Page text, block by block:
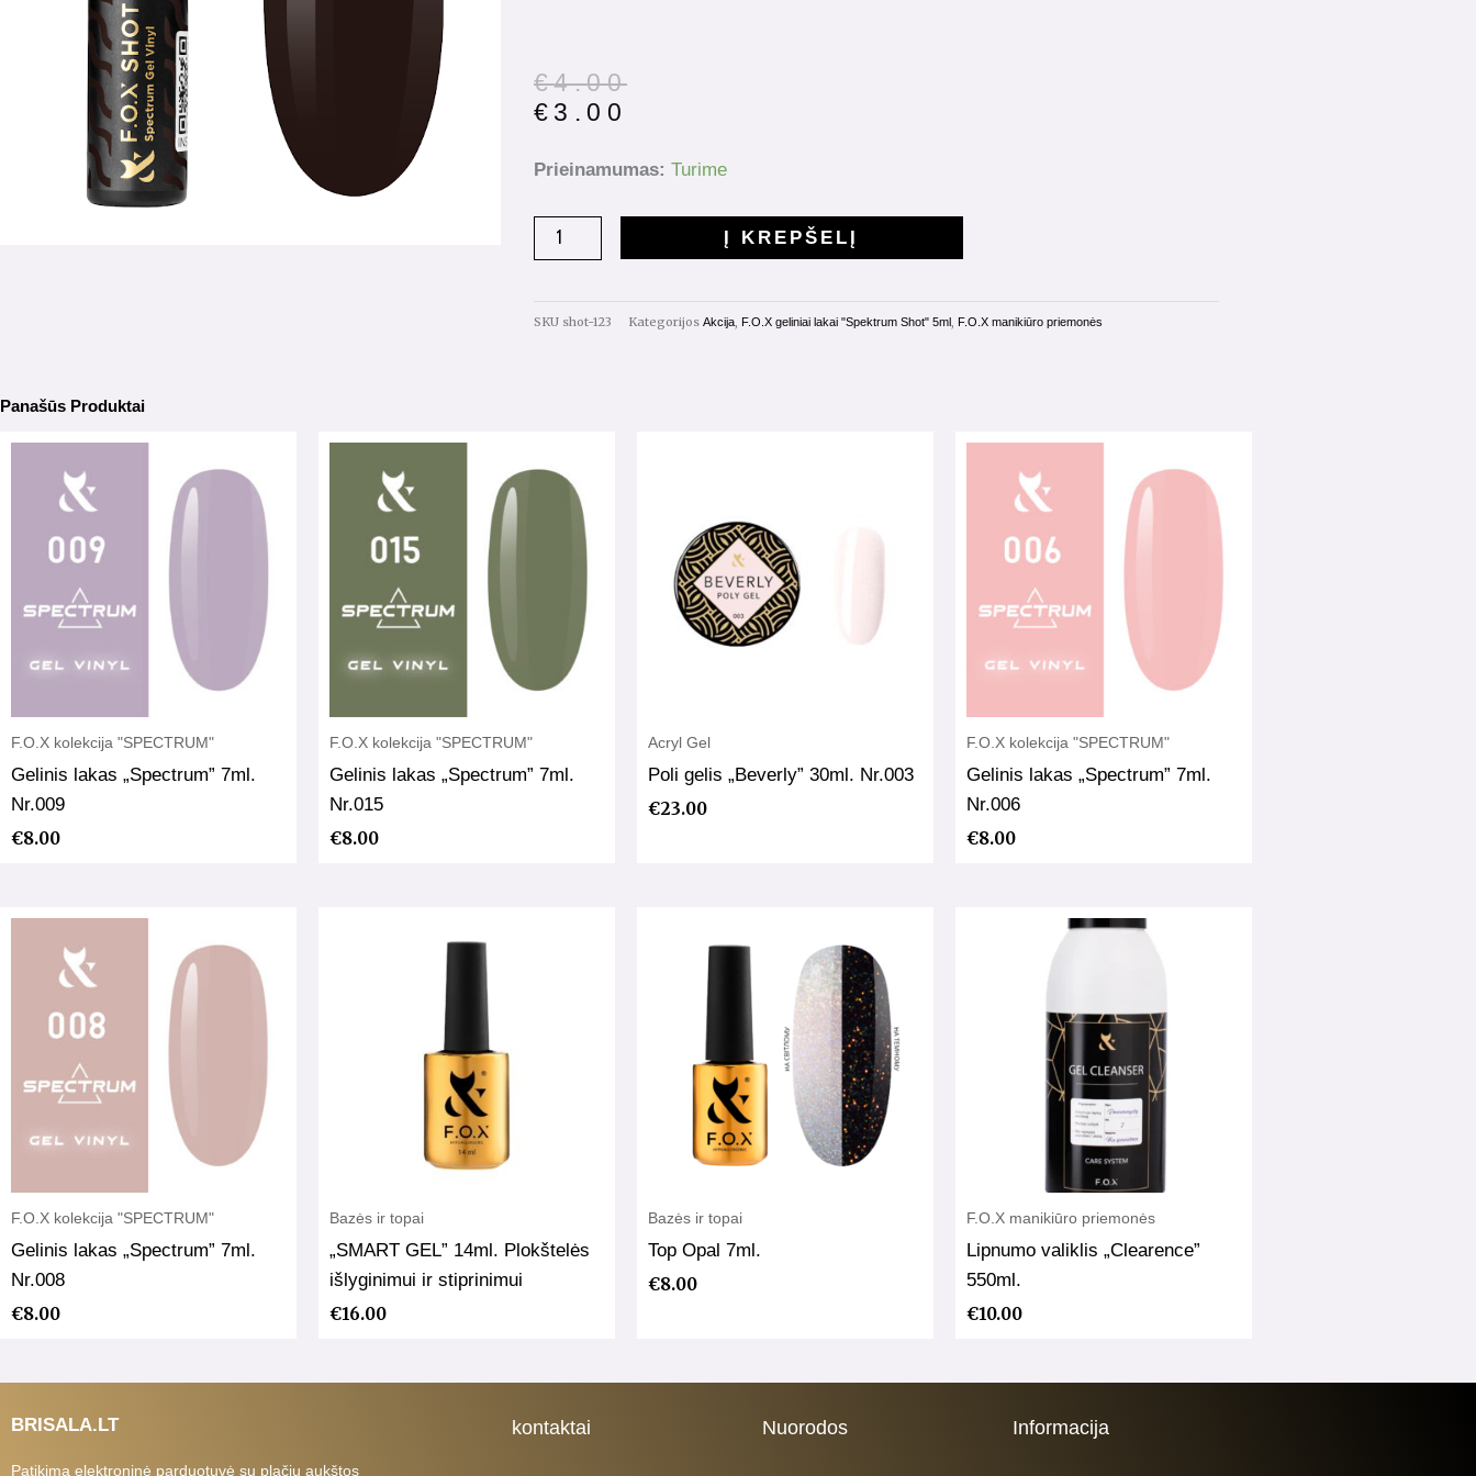
€4.00
Original
price
€4.00.
€ 3.00
Current
price
€3.00.
Prieinamumas: Turime
produkto
Gelinis
lakas
Shot
Į KREPŠELĮ
SKU shot-123 Kategorijos Akcija, F.O.X geliniai lakai "Spektrum Shot" 5ml, F.O.X manikiūro priemonės
Panašūs Produktai
F.O.X kolekcija "SPECTRUM"
Gelinis lakas „Spectrum” 7ml.
Nr.009
€8.00
F.O.X kolekcija "SPECTRUM"
Gelinis lakas „Spectrum” 7ml.
Nr.015
€8.00
Acryl Gel
Poli gelis „Beverly” 30ml. Nr.003
€23.00
F.O.X kolekcija "SPECTRUM"
Gelinis lakas „Spectrum” 7ml.
Nr.006
€8.00
F.O.X kolekcija "SPECTRUM"
Gelinis lakas „Spectrum” 7ml.
Nr.008
€8.00
Bazės ir topai
„SMART GEL” 14ml. Plokštelės
išlyginimui ir stiprinimui
€16.00
Bazės ir topai
Top Opal 7ml.
€8.00
F.O.X manikiūro priemonės
Lipnumo valiklis „Clearence”
550ml.
€10.00
BRISALA.LT
Patikima elektroninė parduotuvė su plačiu aukštos
kontaktai Nuorodos Informacija